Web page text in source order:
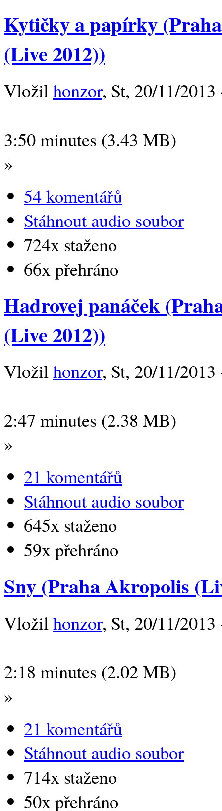
Kytičky a papírky
(Live 2012))
Vložil honzor, St, 20/11/2013
3:50 minutes (3.43 MB)
»
54 komentářů
Stáhnout audio soubor
724x staženo
66x přehráno
Hadrovej panáček
(Live 2012))
Vložilhonzor, St, 20/11/2013
2:47 minutes (2.38 MB)
»
21 komentářů
Stáhnout audio soubor
645x staženo
59x přehráno
Sny (Praha Akropolis
Vložilhonzor, St, 20/11/2013
2:18 minutes (2.02 MB)
»
21 komentářů
Stáhnout audio soubor
714x staženo
50x přehráno